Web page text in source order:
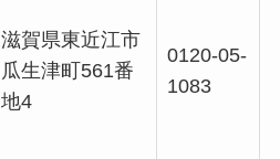
滋賀県東近江市
瓜生津町561番
地4
0120-05-
1083